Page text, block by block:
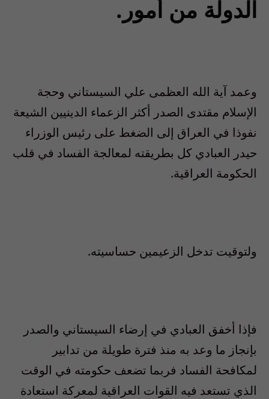
الدولة من أمور.
وعمد آية الله العظمى علي السيستاني وحجة
الإسلام مقتدى الصدر أكثر الزعماء الدينيين الشيعة
نفوذا في العراق إلى الضغط على رئيس الوزراء
حيدر العبادي كل بطريقته لمعالجة الفساد في قلب
الحكومة العراقية.
ولتوقيت تدخل الزعيمين حساسيته.
فإذا أخفق العبادي في إرضاء السيستاني والصدر
بإنجاز ما وعد به منذ فترة طويلة من تدابير
لمكافحة الفساد فربما تضعف حكومته في الوقت
الذي تستعد فيه القوات العراقية لمعركة استعادة